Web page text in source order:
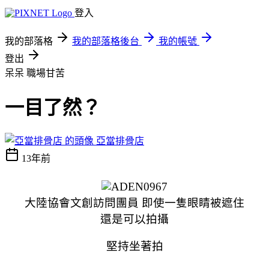
登入
我的部落格 我的部落格後台
我的帳號
登出
呆呆 職場甘苦
一目了然？
亞當排骨店
13年前
大陸協會文創訪問團員 即使一隻眼睛被遮住
還是可以拍攝
堅持坐著拍